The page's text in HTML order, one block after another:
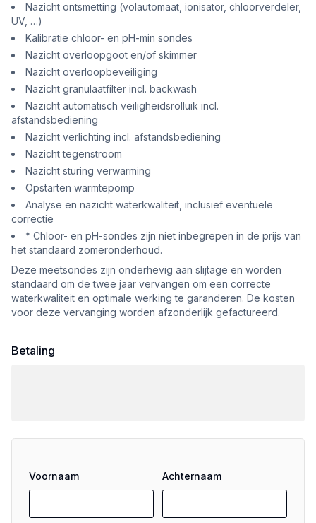
Nazicht ontsmetting (volautomaat, ionisator, chloorverdeler,
UV, …)
Kalibratie chloor- en pH-min sondes
Nazicht overloopgoot en/of skimmer
Nazicht overloopbeveiliging
Nazicht granulaatfilter incl. backwash
Nazicht automatisch veiligheidsrolluik incl.
afstandsbediening
Nazicht verlichting incl. afstandsbediening
Nazicht tegenstroom
Nazicht sturing verwarming
Opstarten warmtepomp
Analyse en nazicht waterkwaliteit, inclusief eventuele
correctie
* Chloor- en pH-sondes zijn niet inbegrepen in de prijs van
het standaard zomeronderhoud.
Deze meetsondes zijn onderhevig aan slijtage en worden
standaard om de twee jaar vervangen om een correcte
waterkwaliteit en optimale werking te garanderen. De kosten
voor deze vervanging worden afzonderlijk gefactureerd.
Betaling
Voornaam Achternaam